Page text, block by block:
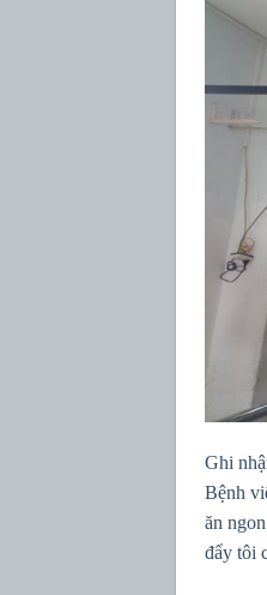
Ghi
Bệnh
ăn
đẩy tôi